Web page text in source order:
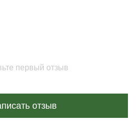
первый отзыв
отзыв